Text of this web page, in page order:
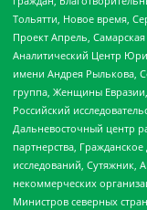
Тольятти, Новое время,
Проект Апрель,
Аналитический Центр
имени Андрея Рылькова,
группа, Женщины
Российский
Дальневосточный центр
партнерства,
исследований,
некоммерческих
Министров северных